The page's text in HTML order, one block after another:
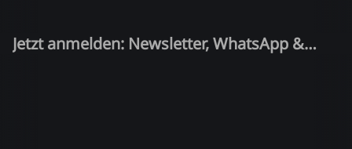
Jetzt anmelden: Newsletter, WhatsApp &